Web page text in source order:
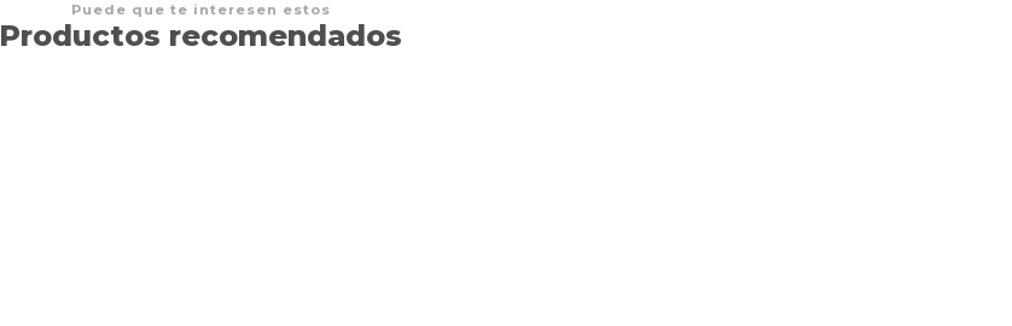
Puede que te interesen estos
Productos recomendados